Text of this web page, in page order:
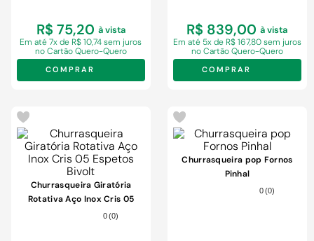
R$ 75,20 à vista
Ematé 7x de R$ 10,74 sem juros
no Cartão Quero-Quero
COMPRAR
R$ 839,00 à vista
Em até 5x de R$ 167,80 sem juros
no Cartão Quero-Quero
COMPRAR
Churrasqueira Giratória
Rotativa Aço Inox Cris 05
Espetos Bivolt
0 (0)
Churrasqueira pop Fornos
Pinhal
0 (0)